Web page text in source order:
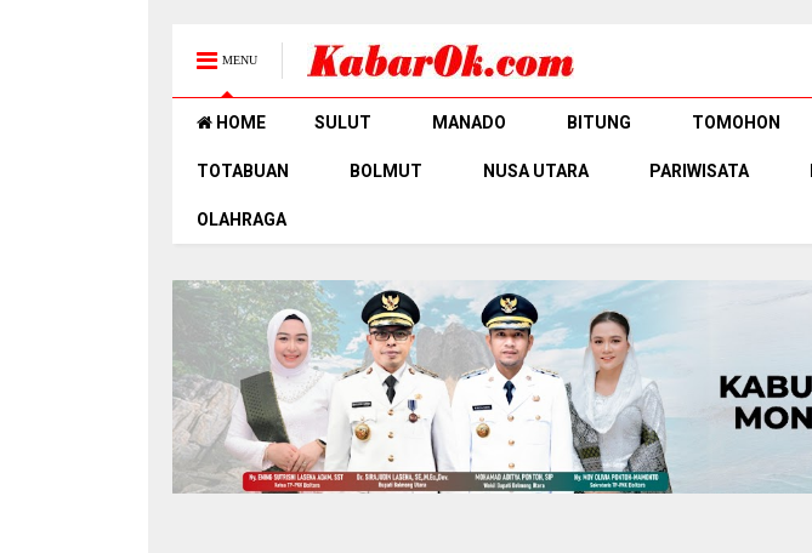
MENU
HOME SULUT MANADO BITUNG TOMOHON
TOTABUAN BOLMUT NUSA UTARA PARIWISATA
OLAHRAGA